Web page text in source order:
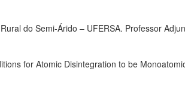
do Semi-Árido – UFERSA. Professor
for Atomic Disintegration to be